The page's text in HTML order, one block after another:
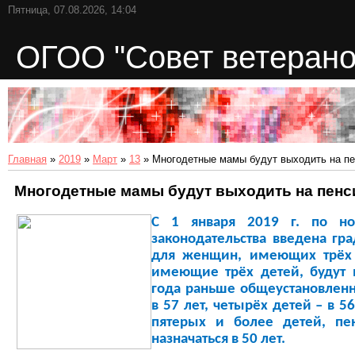
Пятница, 07.08.2026, 14:04
ОГОО "Совет
Главная » 2019 » Март » 13 » Многодетные мамы будут выходить на
Многодетные мамы будут выходить на
С 1 января 2019 г. по
законодательства введена
для женщин, имеющих
имеющие трёх детей, будут
года раньше
в 57 лет, четырёх детей – в
пятерых и более детей,
назначаться в 50 лет.